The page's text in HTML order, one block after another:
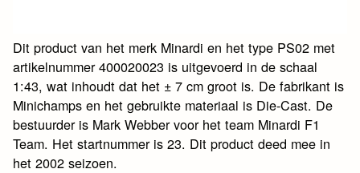
Dit product van het merk Minardi en het type PS02 met
artikelnummer 400020023 is uitgevoerd in de schaal
1:43, wat inhoudt dat het ± 7 cm groot is. De fabrikant is
Minichamps en het gebruikte materiaal is Die-Cast. De
bestuurder is Mark Webber voor het team Minardi F1
Team. Het startnummer is 23. Dit product deed mee in
het 2002 seizoen.